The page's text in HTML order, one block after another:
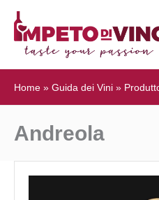
Home » Guida dei Vini »
Andreola